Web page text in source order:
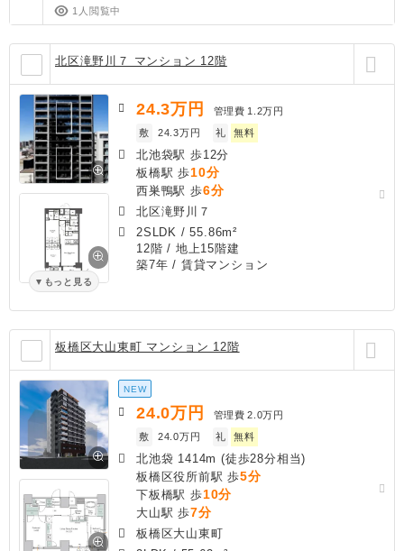
1人閲覧中
北区滝野川７ マンション 12階
もっと見る
24.3万円 管理費 1.2万円
敷
24.3万円 礼 無料
北池袋駅 歩12分
板橋駅 歩10分
西巣鴨駅 歩6分
北区滝野川７
2SLDK /55.86m²
12階 / 地上15階建
築7年 / 賃貸マンション
板橋区大山東町 マンション 12階
NEW
24.0万円 管理費 2.0万円
敷
24.0万円 礼 無料
北池袋 1414m (徒歩28分相当)
板橋区役所前駅 歩5分
下板橋駅 歩10分
大山駅 歩7分
板橋区大山東町